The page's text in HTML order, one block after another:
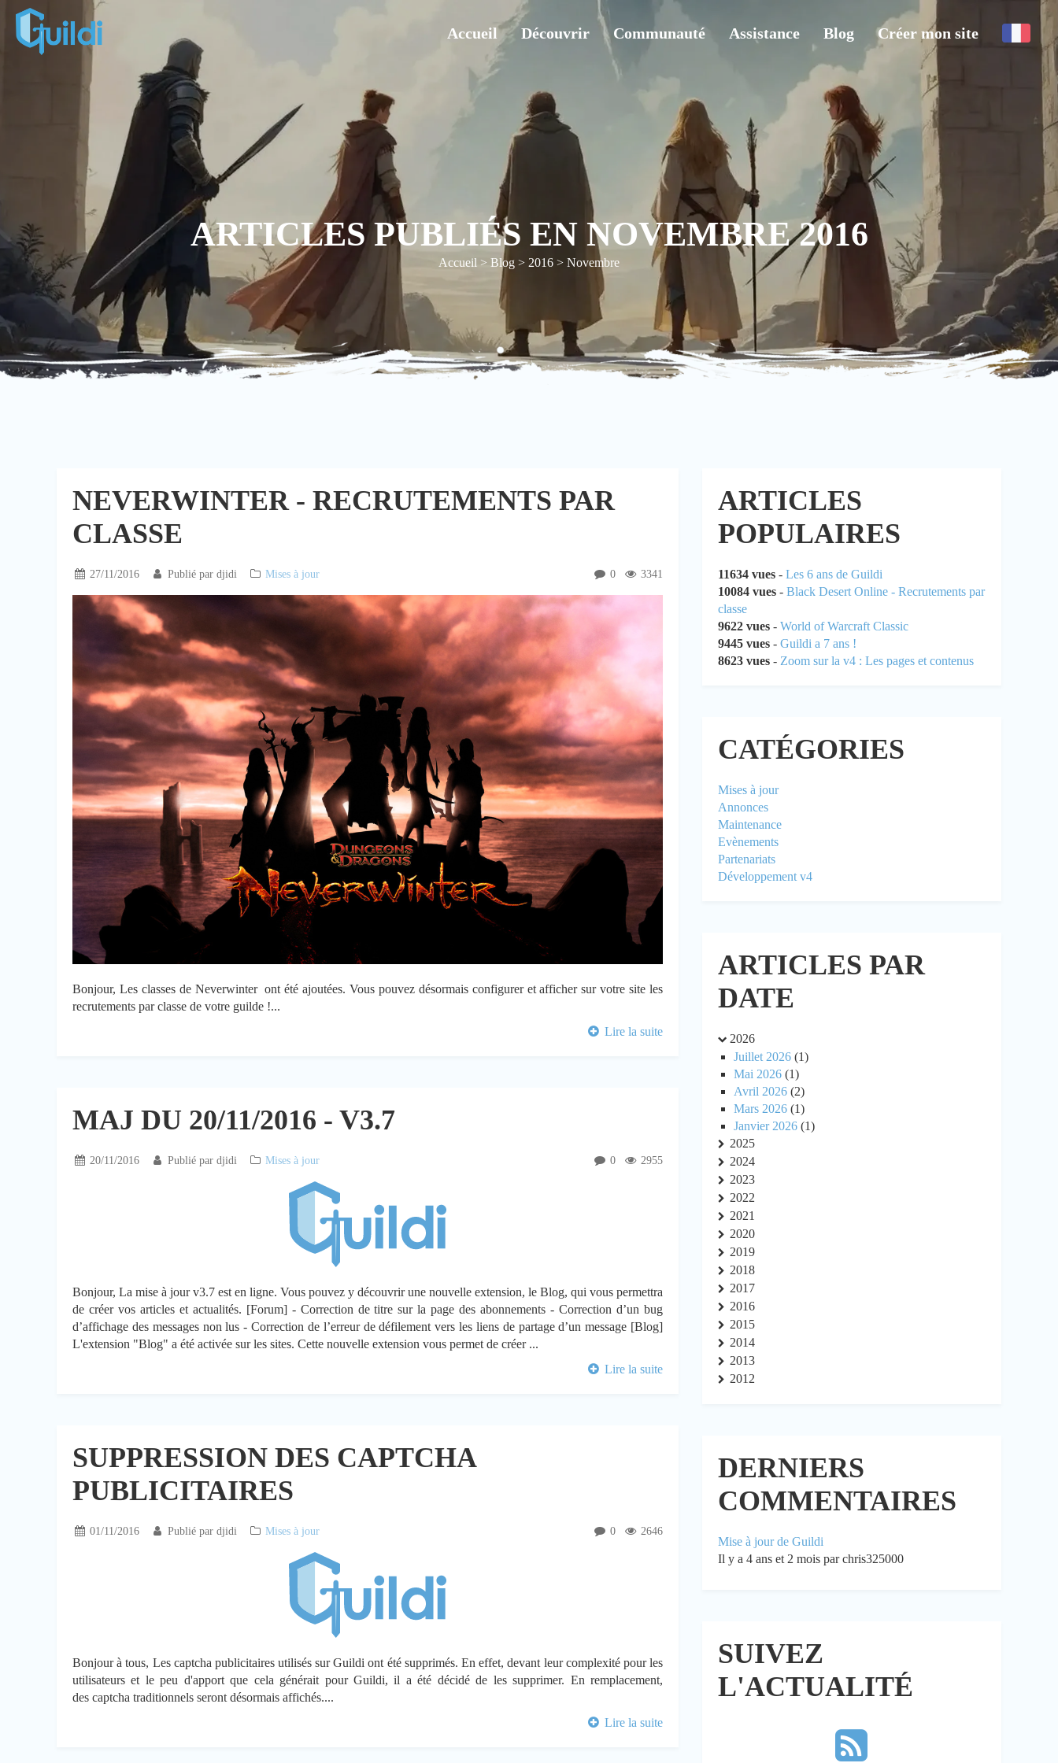
Accueil Découvrir Communauté Assistance Blog Créer mon site
ARTICLES PUBLIÉS EN NOVEMBRE 2016
Accueil > Blog > 2016 > Novembre
NEVERWINTER - RECRUTEMENTS PAR
CLASSE
27/11/2016 Publié par djidi Mises à jour 3341
0
Bonjour, Les classes de Neverwinter ont été ajoutées. Vous pouvez désormais configurer et afficher sur votre site les
recrutements par classe de votre guilde !...
Lire la suite
MAJ DU 20/11/2016 - V3.7
20/11/2016 Publié par djidi Mises à jour 2955
0
Bonjour, La mise à jour v3.7 est en ligne. Vous pouvez y découvrir une nouvelle extension, le Blog, qui vous permettra
de créer vos articles et actualités. [Forum] - Correction de titre sur la page des abonnements - Correction d’un bug
d’affichage des messages non lus - Correction de l’erreur de défilement vers les liens de partage d’un message [Blog]
L'extension "Blog" a été activée sur les sites. Cette nouvelle extension vous permet de créer ...
Lire la suite
SUPPRESSION DES CAPTCHA
PUBLICITAIRES
01/11/2016 Publié par djidi Mises à jour 2646
0
Bonjour à tous, Les captcha publicitaires utilisés sur Guildi ont été supprimés. En effet, devant leur complexité pour les
utilisateurs et le peu d'apport que cela générait pour Guildi, il a été décidé de les supprimer. En remplacement,
des captcha traditionnels seront désormais affichés....
Lire la suite
ARTICLES
POPULAIRES
11634 vues - Les 6 ans de Guildi
10084 vues - Black Desert Online - Recrutements par
classe
9622 vues - World of Warcraft Classic
9445 vues - Guildi a 7 ans !
8623 vues - Zoom sur la v4 : Les pages et contenus
CATÉGORIES
Mises à jour
Annonces
Maintenance
Evènements
Partenariats
Développement v4
ARTICLES PAR
DATE
2026
Juillet 2026 (1)
Mai 2026 (1)
Avril 2026 (2)
Mars 2026 (1)
Janvier 2026 (1)
2025
2024
2023
2022
2021
2020
2019
2018
2017
2016
2015
2014
2013
2012
DERNIERS
COMMENTAIRES
Mise à jour de Guildi
Il y a 4 ans et 2 mois par chris325000
SUIVEZ
L'ACTUALITÉ